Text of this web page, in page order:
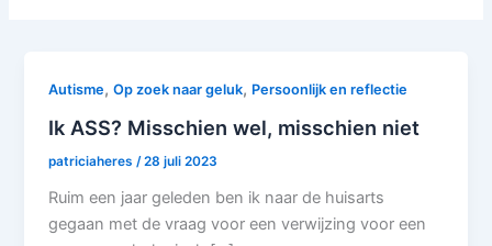
Autisme,Op zoek naar geluk, Persoonlijk en reflectie
Ik ASS? Misschien wel, misschien niet
patriciaheres /28 juli 2023
Ruim een jaar geleden ben ik naar de huisarts
gegaan met de vraag voor een verwijzing voor een